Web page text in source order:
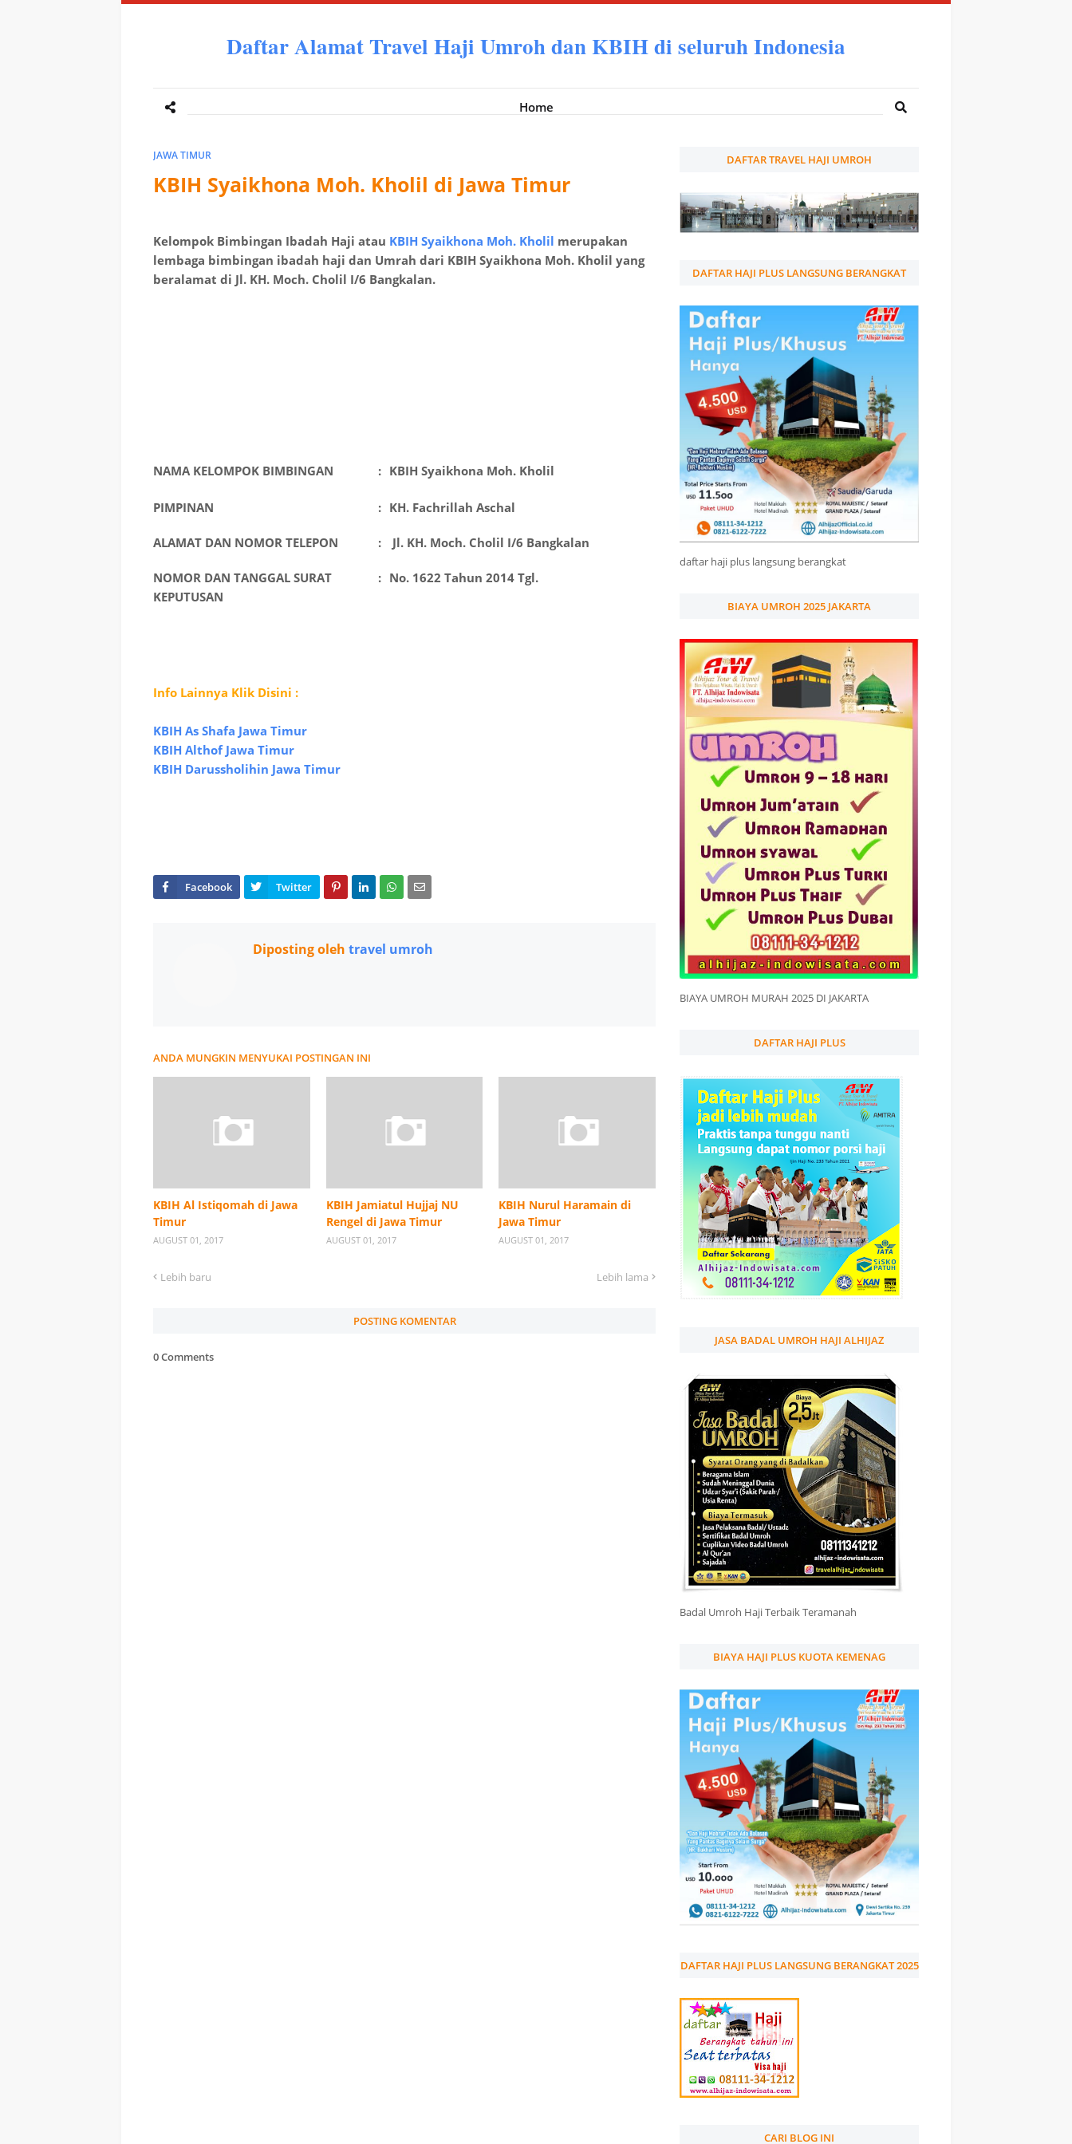
Daftar Alamat Travel Haji Umroh dan KBIH di seluruh Indonesia
Home
JAWA TIMUR
KBIH Syaikhona Moh. Kholil di Jawa Timur
Kelompok Bimbingan Ibadah Haji atau KBIH Syaikhona Moh. Kholil merupakan
lembaga bimbingan ibadah haji dan Umrah dari KBIH Syaikhona Moh. Kholil yang
beralamat di Jl. KH. Moch. Cholil I/6 Bangkalan.
NAMA KELOMPOK BIMBINGAN : KBIH Syaikhona Moh. Kholil
PIMPINAN : KH. Fachrillah Aschal
ALAMAT DAN NOMOR TELEPON : Jl. KH. Moch. Cholil I/6 Bangkalan
NOMOR DAN TANGGAL SURAT
KEPUTUSAN
: No. 1622 Tahun 2014 Tgl.
Info Lainnya Klik Disini :
KBIH As Shafa Jawa Timur
KBIH Althof Jawa Timur
KBIH Darussholihin Jawa Timur
Diposting oleh travel umroh
ANDA MUNGKIN MENYUKAI POSTINGAN INI
KBIH Al Istiqomah di Jawa
Timur
AUGUST 01, 2017
KBIH Jamiatul Hujjaj NU
Rengel di Jawa Timur
AUGUST 01, 2017
KBIH Nurul Haramain di
Jawa Timur
AUGUST 01, 2017
Lebih baru Lebih lama
POSTING KOMENTAR
0 Comments
DAFTAR TRAVEL HAJI UMROH
DAFTAR HAJI PLUS LANGSUNG BERANGKAT
daftar haji plus langsung berangkat
BIAYA UMROH 2025 JAKARTA
BIAYA UMROH MURAH 2025 DI JAKARTA
DAFTAR HAJI PLUS
JASA BADAL UMROH HAJI ALHIJAZ
Badal Umroh Haji Terbaik Teramanah
BIAYA HAJI PLUS KUOTA KEMENAG
DAFTAR HAJI PLUS LANGSUNG BERANGKAT 2025
CARI BLOG INI